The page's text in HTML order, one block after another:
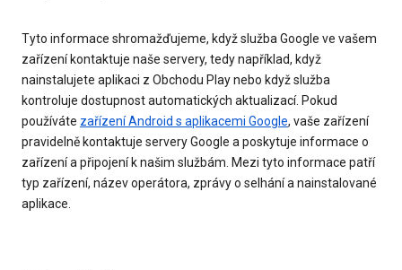
Tyto informace shromažďujeme, když služba Google ve vašem
zařízení kontaktuje naše servery, tedy například, když
nainstalujete aplikaci z Obchodu Play nebo když služba
kontroluje dostupnost automatických aktualizací. Pokud
používáte zařízení Android s aplikacemi Google, vaše zařízení
pravidelně kontaktuje servery Google a poskytuje informace o
zařízení a připojení k našim službám. Mezi tyto informace patří
typ zařízení, název operátora, zprávy o selhání a nainstalované
aplikace.